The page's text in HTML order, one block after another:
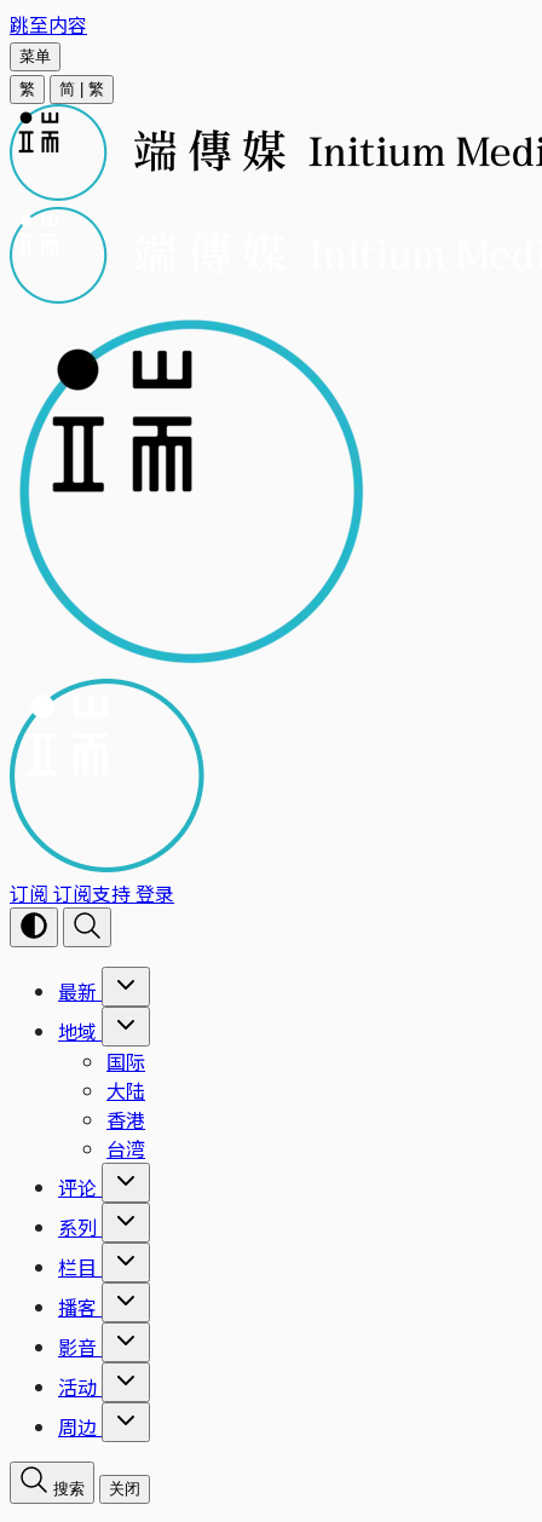
跳至内容
菜单
繁
简 繁
订阅 订阅支持登录
最新
地域
国际
大陆
香港
台湾
评论
系列
栏目
播客
影音
活动
周边
搜索 关闭